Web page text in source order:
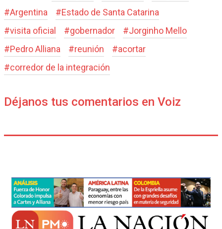
#Argentina #Estado de Santa Catarina
#visita oficial #gobernador #Jorginho Mello
#Pedro Alliana #reunión #acortar
#corredor de la integración
Déjanos tus comentarios en Voiz